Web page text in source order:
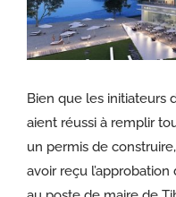
Bien que les initiateurs
aient réussi à remplir
un permis de
avoir reçu